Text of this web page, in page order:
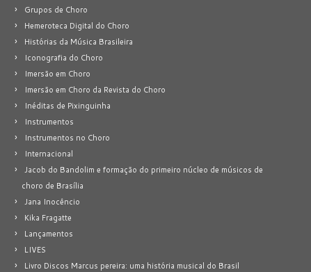
Grupos de Choro
Hemeroteca Digital do Choro
Histórias da Música Brasileira
Iconografia do Choro
Imersão em Choro
Imersão em Choro da Revista do Choro
Inéditas de Pixinguinha
Instrumentos
Instrumentos no Choro
Internacional
Jacob do Bandolim e formação do primeiro núcleo de músicos de
choro de Brasília
Jana Inocêncio
Kika Fragatte
Lançamentos
LIVES
Livro Discos Marcus pereira: uma história musical do Brasil